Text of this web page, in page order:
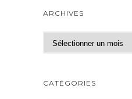
ARCHIVES
r
h
CATÉGORIES